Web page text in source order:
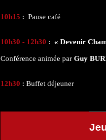
10h15 : Pause café
10h30 - 12h30 : « Devenir
Conférence animée par Guy
12h30 : Buffet déjeuner